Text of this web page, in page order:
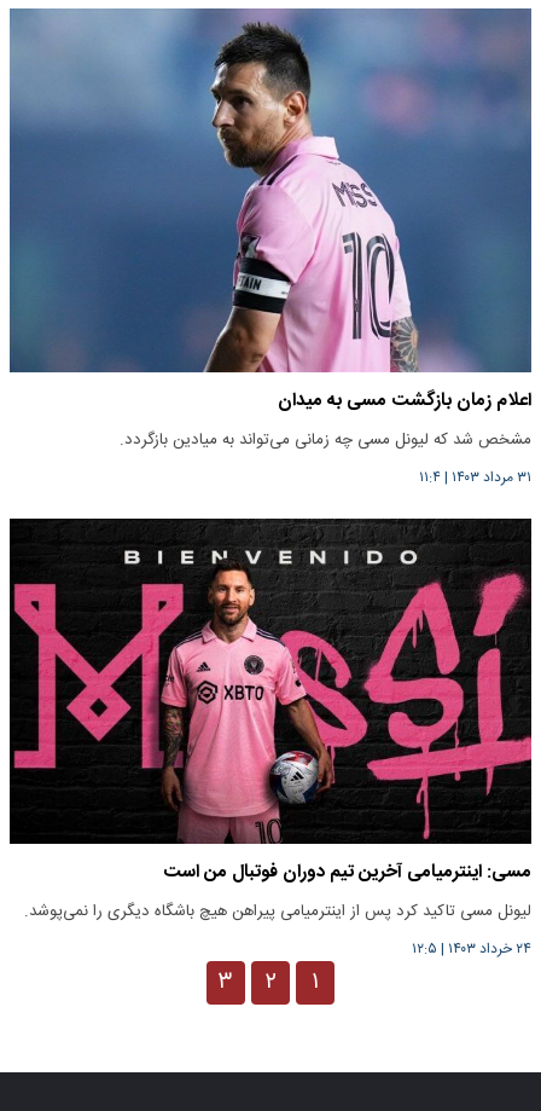
اعلام زمان بازگشت مسی به میدان
مشخص شد که لیونل مسی چه زمانی می‌تواند به میادین بازگردد.
۳۱ مرداد ۱۴۰۳ |۱۱:۴
مسی: اینترمیامی آخرین تیم دوران فوتبال من است
لیونل مسی تاکید کرد پس از اینترمیامی پیراهن هیچ باشگاه دیگری را نمی‌پوشد.
۲۴ خرداد ۱۴۰۳ | ۱۲:۵
۱ ۲ ۳